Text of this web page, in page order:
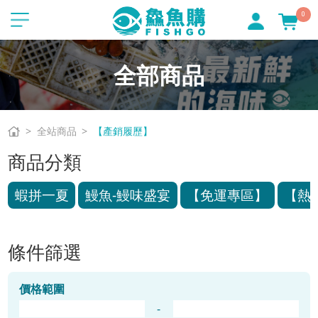
0
全部商品
全站商品 【產銷履歷】
商品分類
蝦拼一夏 鰻魚-鰻味盛宴 【免運專區】 【
條件篩選
價格範圍
-